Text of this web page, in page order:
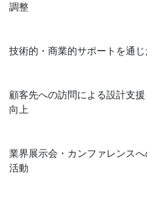
調整
技術的・商業的サポートを通
顧客先への訪問による設計支
向上
業界展示会・カンファレンス
活動